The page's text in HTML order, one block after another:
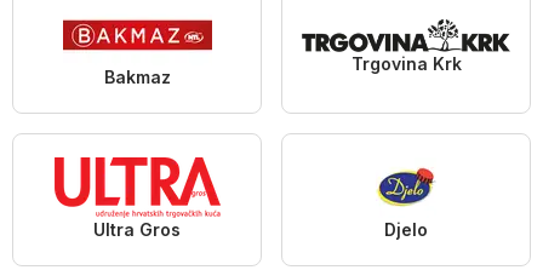
Bakmaz
Trgovina Krk
Ultra Gros Djelo